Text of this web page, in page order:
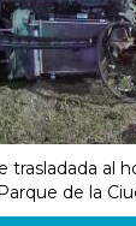
trasladada al
de la